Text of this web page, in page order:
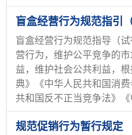
盲盒经营行为规范指引
盲盒经营行为规范指导（
营行为，维护公平竞争的
益，维护社会公共利益，
典》《中华人民共和国消
共和国反不正当竞争法》
规范促销行为暂行规定